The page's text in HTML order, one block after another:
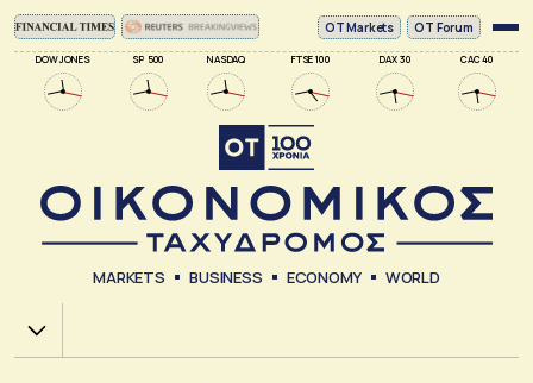
DOW JONES SP 500 NASDAQ FTSE 100 DAX 30 CAC 40
ΟΤ Markets OT Forum
MARKETS BUSINESS ECONOMY WORLD
Χ.Α.